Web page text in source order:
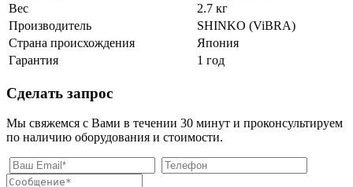
Вес
2.7 кг
Производитель
SHINKO (ViBRA)
Страна происхождения
Япония
Гарантия
1 год
Сделать запрос
Мы свяжемся с Вами в течении 30 минут и проконсультируем
по наличию оборудования и стоимости.